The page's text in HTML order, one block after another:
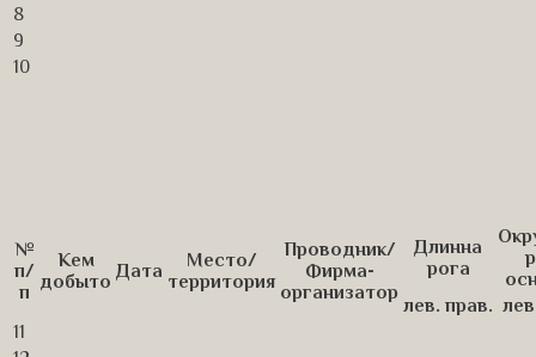
8
9
10
№
п/
п
Кем
добыто Дата
Место/
территория
Проводник/
Фирма-
организатор
Длинна
рога
лев. прав.
11